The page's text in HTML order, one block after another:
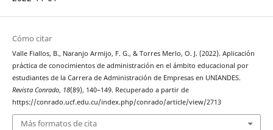
Cómo citar
Valle Fiallos, B., Naranjo Armijo, F. G., & Torres Merlo, O. J. (2022). Aplicación
práctica de conocimientos de administración en el ámbito educacional por
estudiantes de la Carrera de Administración de Empresas en UNIANDES.
Revista Conrado, 18(89), 140–149. Recuperado a partir de
https://conrado.ucf.edu.cu/index.php/conrado/article/view/2713
Más formatos de cita